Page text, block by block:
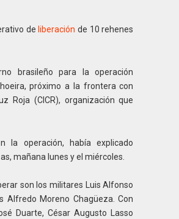
de liberación de 10 rehenes
brasileño para la operación
próximo a la frontera con
Roja (CICR), organización que
la operación, había explicado
mañana lunes y el miércoles.
son los militares Luis Alfonso
Alfredo Moreno Chagüeza. Con
Duarte, César Augusto Lasso